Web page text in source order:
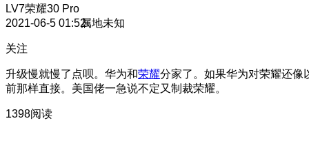
LV7荣耀30 Pro
2021-06-5 01:52属地未知
关注
升级慢就慢了点呗。华为和荣耀分家了。如果华为对荣耀还像
前那样直接。美国佬一急说不定又制裁荣耀。
1398阅读